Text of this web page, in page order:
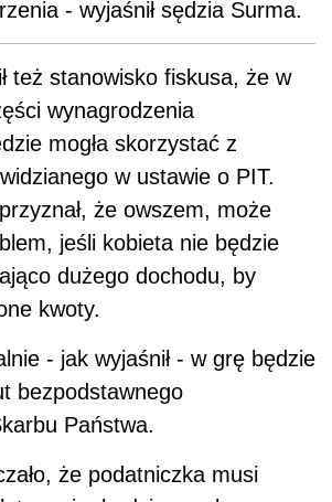
- wyjaśnił sędzia Surma.
też stanowisko fiskusa, że w
wynagrodzenia
mogła skorzystać z
w ustawie o PIT.
że owszem, może
jeśli kobieta nie będzie
dużego dochodu, by
kwoty.
- jak wyjaśnił - w grę będzie
bezpodstawnego
Państwa.
że podatniczka musi